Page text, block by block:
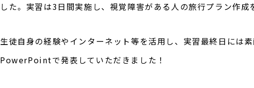
した。 実習は3日間実施し、視覚障害がある人の旅行プラン作成
生徒自身の経験やインターネット等を活用し、 実習最終日には
PowerPointで発表 していただきました！